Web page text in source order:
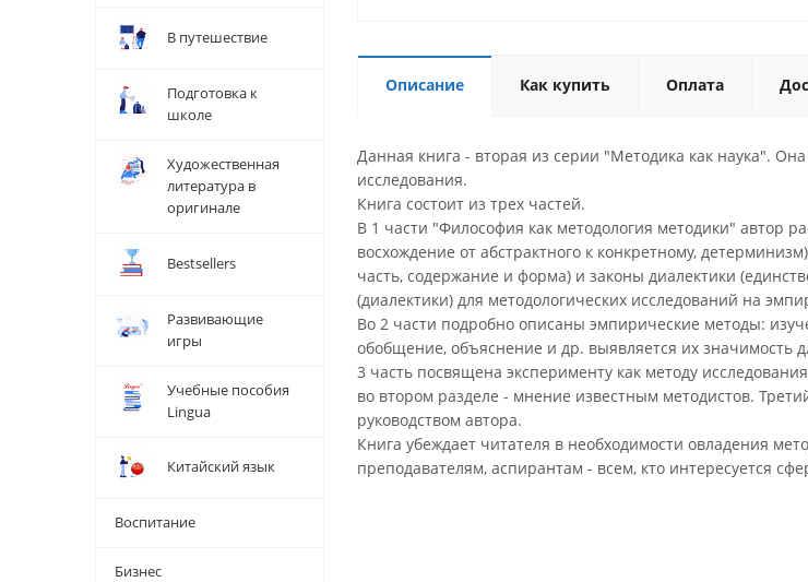
Описание Как купить Оплата
Данная книга - вторая из серии "Методика как наука".
исследования.
Книга состоит из трех частей.
В 1 части "Философия как методология методики" автор
восхождение от абстрактного к конкретному,
часть, содержание и форма) и законы диалектики
(диалектики) для методологических исследований на
Во 2 части подробно описаны эмпирические методы:
обобщение, объяснение и др. выявляется их значимость
3 часть посвящена эксперименту как методу
во втором разделе - мнение известным методистов.
руководством автора.
Книга убеждает читателя в необходимости овладения
преподавателям, аспирантам - всем, кто интересуется
В путешествие
Подготовка к
школе
Художественная
литература в
оригинале
Bestsellers
Развивающие
игры
Учебные пособия
Lingua
Китайский язык
Воспитание
Бизнес